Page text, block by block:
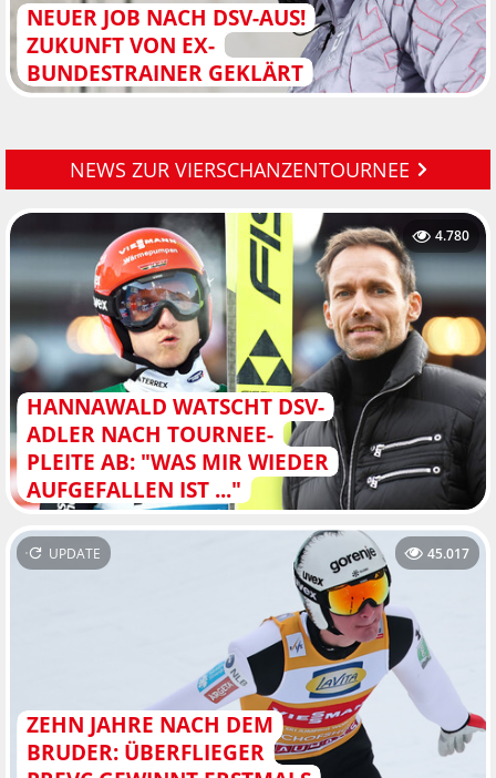
NEUER JOB NACH DSV-AUS!
ZUKUNFT VON EX-
BUNDESTRAINER GEKLÄRT
NEWS ZUR VIERSCHANZENTOURNEE
HANNAWALD WATSCHT DSV-
ADLER NACH TOURNEE-
PLEITE AB: "WAS MIR WIEDER
AUFGEFALLEN IST ..."
4.780
ZEHN JAHRE NACH DEM
BRUDER: ÜBERFLIEGER
UPDATE 45.017